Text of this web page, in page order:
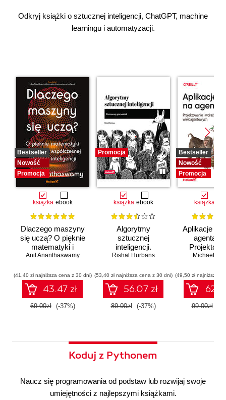
Odkryj książki o sztucznej inteligencji, ChatGPT, machine
learningu i automatyzacji.
Bestseller
Nowość
Promocja
książka ebook
Dlaczego maszyny
się uczą? O pięknie
matematyki i
działaniu
sztucznej
Anil Ananthaswamy
(41,40 zł najniższa cena z 30 dni)
43.47 zł
69.00zł (-37%)
Promocja
książka ebook
Algorytmy
sztucznej
inteligencji.
Ilustrowany
Rishal Hurbans
(53,40 zł najniższa cena z 30 dni)
56.07 zł
89.00zł (-37%)
Bestseller
Nowość
Promocja
książka
Aplikacje
agentach
Michael
(49,50 zł najniższa
99.00zł
Koduj z Pythonem
Naucz się programowania od podstaw lub rozwijaj swoje
umiejętności z najlepszymi książkami.